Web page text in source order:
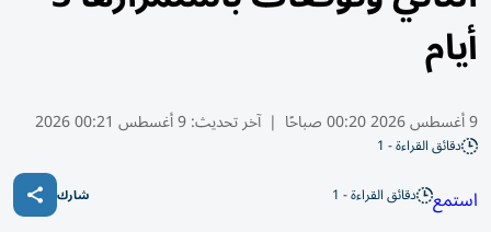
أيام
9 أغسطس 2026 00:20 صباحًا | آخر تحديث:9 أغسطس 00:21 2026
دقائق القراءة - 1
استمع دقائق القراءة - 1 شارك